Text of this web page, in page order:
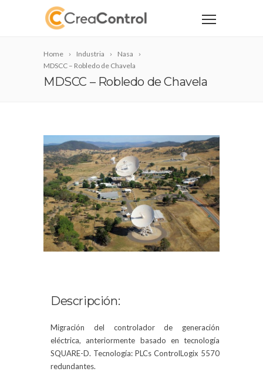
Home Industria
Nasa
MDSCC – Robledo de Chavela
MDSCC – Robledo de Chavela
Descripción:
Migración del controlador de generación
eléctrica, anteriormente basado en tecnología
SQUARE-D. Tecnología: PLCs ControlLogix 5570
redundantes.